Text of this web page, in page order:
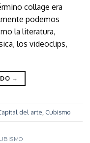
collage era
podemos
la literatura,
los videoclips,
→
del arte Cubismo